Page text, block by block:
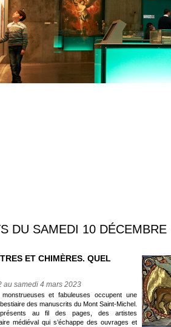
DU SAMEDI 10 DÉCEMBRE
ET CHIMÈRES. QUEL
au samedi 4 mars 2023
et fabuleuses occupent une
des manuscrits du Mont Saint-Michel.
au fil des pages, des artistes
médiéval qui s’échappe des ouvrages et